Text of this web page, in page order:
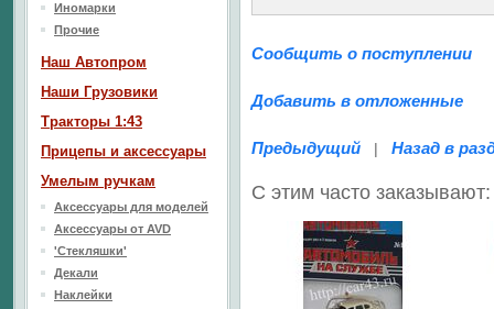
Сообщить о поступлении
Добавить в отложенные
Предыдущий | Назад в
С этим часто заказывают:
Иномарки
Прочие
Наш Aвтопром
Наши Грузовики
Тракторы 1:43
Прицепы и аксессуары
Умелым ручкам
Аксессуары для моделей
Аксессуары от AVD
'Стекляшки'
Декали
Наклейки